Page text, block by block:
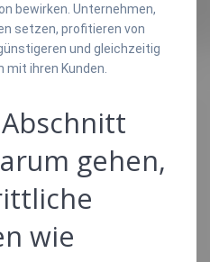
bewirken. Unternehmen,
setzen, profitieren von
und gleichzeitig
ihren Kunden.
gehen,
wie